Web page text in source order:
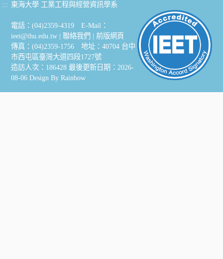
::: 東海大學 工業工程與經營資訊學系
電話：(04)2359-4319 E-Mail：
ieei@thu.edu.tw | 聯絡我們 |前版網頁
傳真：(04)2359-1756 地址：40704 台中
市西屯區臺灣大道四段1727號
造訪人次：186428 最後更新日期：2026-
08-06 Design ByRainbow